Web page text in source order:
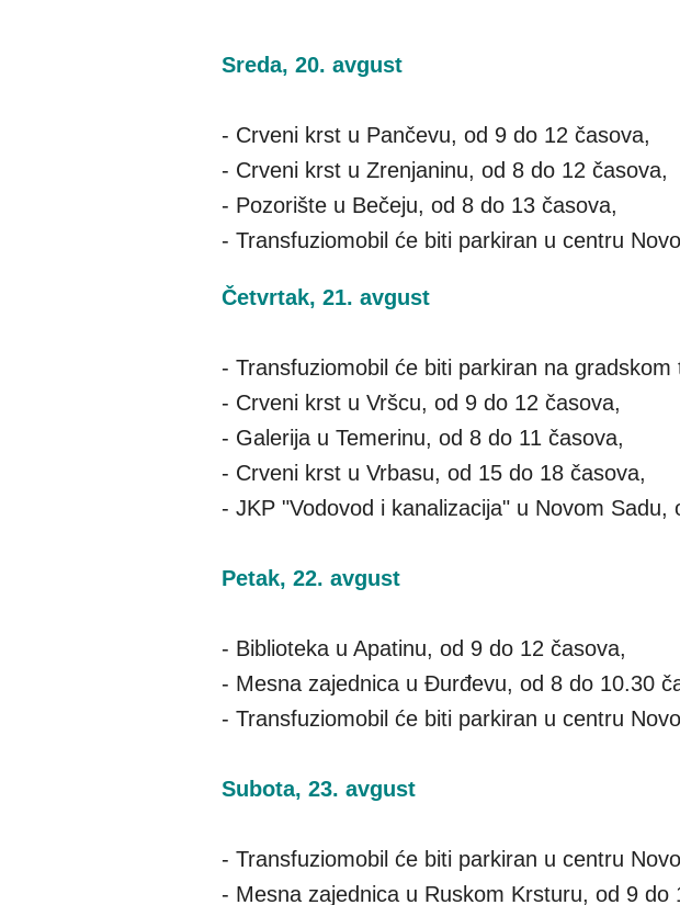
Sreda, 20. avgust
- Crveni krst u Pančevu, od 9 do 12 časova,
- Crveni krst u Zrenjaninu, od 8 do 12 časova,
- Pozorište u Bečeju, od 8 do 13 časova,
- Transfuziomobil će biti parkiran u centru
Četvrtak, 21. avgust
- Transfuziomobil će biti parkiran na
- Crveni krst u Vršcu, od 9 do 12 časova,
- Galerija u Temerinu, od 8 do 11 časova,
- Crveni krst u Vrbasu, od 15 do 18 časova,
- JKP "Vodovod i kanalizacija" u Novom Sadu,
Petak, 22. avgust
- Biblioteka u Apatinu, od 9 do 12 časova,
- Mesna zajednica u Đurđevu, od 8 do 10.30
- Transfuziomobil će biti parkiran u centru
Subota, 23. avgust
- Transfuziomobil će biti parkiran u centru
- Mesna zajednica u Ruskom Krsturu, od 9 do